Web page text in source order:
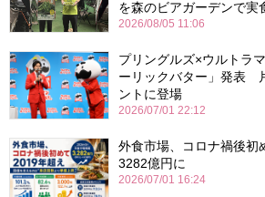
を森のビアガーデンで実
2026/08/05 11:06
プリングルズ×ウルトラ
ーリックバター」発表
ントに登場
2026/07/01 22:12
外食市場、コロナ禍後
3282億円に
2026/07/01 16:24